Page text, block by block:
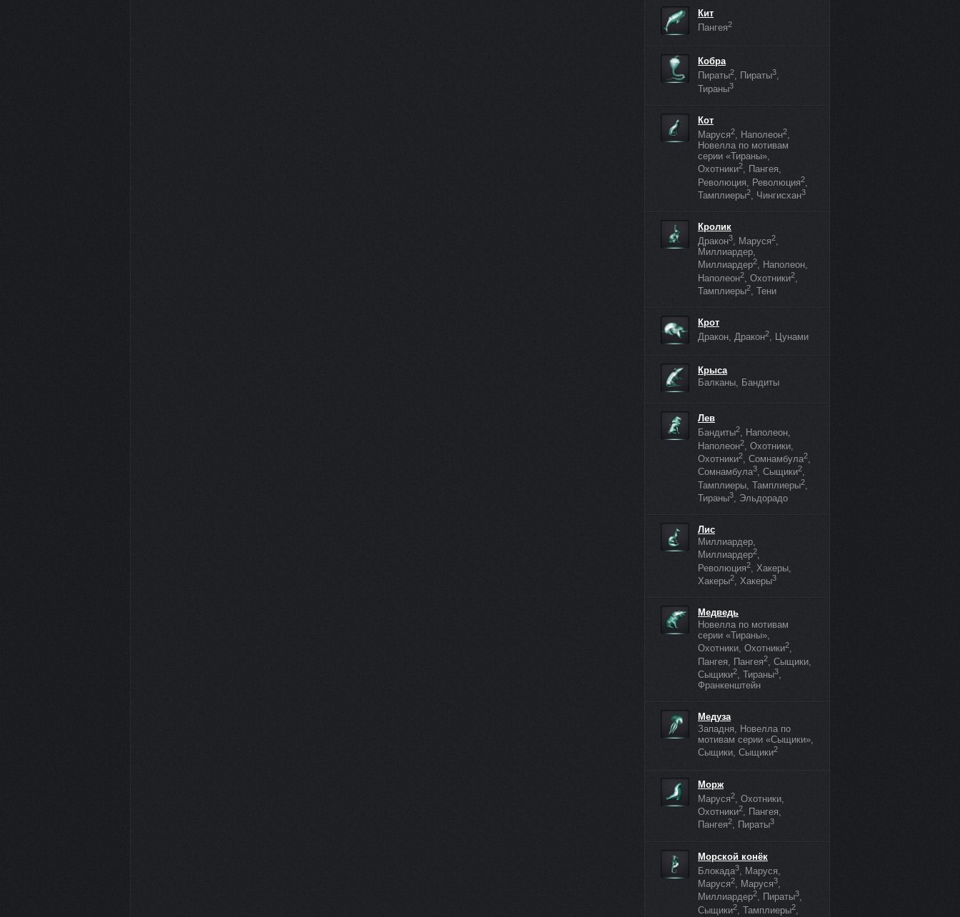
Кит
Пангея2
Кобра
Пираты2, Пираты3,
Тираны3
Кот
Маруся2, Наполеон2,
Новелла по мотивам
серии «Тираны»,
Охотники2, Пангея,
Революция, Революция2
Тамплиеры2, Чингисхан3
Кролик
Дракон3, Маруся2,
Миллиардер,
Миллиардер2, Наполеон,
Наполеон2, Охотники2,
Тамплиеры2, Тени
Крот
Дракон, Дракон2, Цунами
Крыса
Балканы, Бандиты
Лев
Бандиты2, Наполеон,
Наполеон2, Охотники,
Охотники2, Сомнамбула2,
Сомнамбула3, Сыщики2,
Тамплиеры, Тамплиеры2,
Тираны3, Эльдорадо
Лис
Миллиардер,
Миллиардер2,
Революция2, Хакеры,
Хакеры2, Хакеры3
Медведь
Новелла по мотивам
серии «Тираны»,
Охотники, Охотники2,
Пангея, Пангея2, Сыщики,
Сыщики2, Тираны3,
Франкенштейн
Медуза
Западня, Новелла по
мотивам серии «Сыщики»,
Сыщики, Сыщики2
Морж
Маруся2, Охотники,
Охотники2, Пангея,
Пангея2, Пираты3
Морской конёк
Блокада3, Маруся,
Маруся2, Маруся3,
Миллиардер2, Пираты3,
Сыщики2, Тамплиеры2,